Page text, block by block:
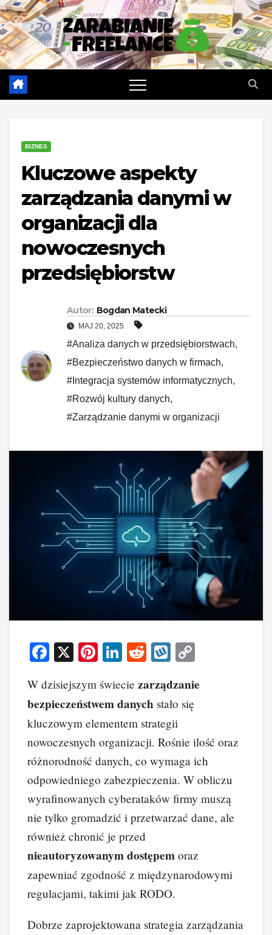
Skip
to
content
BIZNES
Kluczowe aspekty
zarządzania danymi w
organizacji dla
nowoczesnych
przedsiębiorstw
Autor: Bogdan Matecki
MAJ 20, 2025
#Analiza danych w przedsiębiorstwach,
#Bezpieczeństwo danych w firmach,
#Integracja systemów informatycznych,
#Rozwój kultury danych,
#Zarządzanie danymi w organizacji
F
c
e
b
o
o
k
X
Pi
er
e
st
Li
k
e
dI
n
R
d
di
t
W
o
p
p
n
k
W dzisiejszym świecie zarządzanie
bezpieczeństwem danych stało się
kluczowym elementem strategii
nowoczesnych organizacji. Rośnie ilość oraz
różnorodność danych, co wymaga ich
odpowiedniego zabezpieczenia. W obliczu
wyrafinowanych cyberataków firmy muszą
nie tylko gromadzić i przetwarzać dane, ale
również chronić je przed
nieautoryzowanym dostępem oraz
zapewniać zgodność z międzynarodowymi
regulacjami, takimi jak RODO.
Dobrze zaprojektowana strategia zarządzania